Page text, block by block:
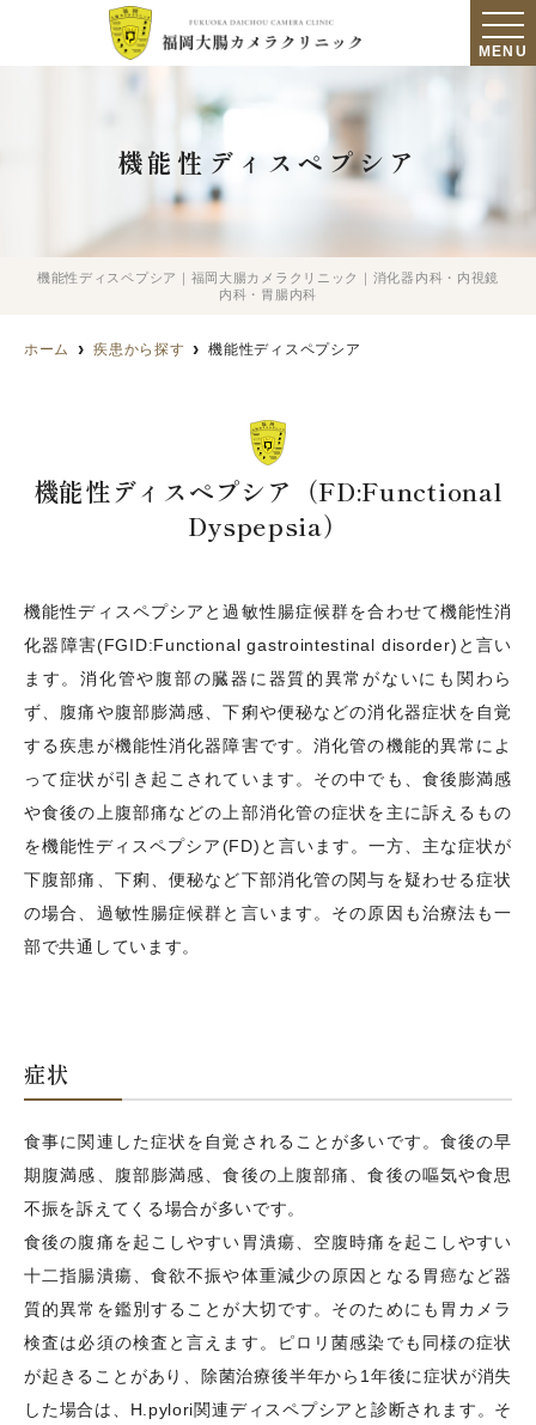
MENU
機能性ディスペプシア
機能性ディスペプシア｜福岡大腸カメラクリニック｜消化器内科・内視鏡
内科・胃腸内科
ホーム 疾患から探す 機能性ディスペプシア
機能性ディスペプシア（FD:Functional
Dyspepsia）
機能性ディスペプシアと過敏性腸症候群を合わせて機能性消
化器障害(FGID:Functional gastrointestinal disorder)と言い
ます。消化管や腹部の臓器に器質的異常がないにも関わら
ず、腹痛や腹部膨満感、下痢や便秘などの消化器症状を自覚
する疾患が機能性消化器障害です。消化管の機能的異常によ
って症状が引き起こされています。その中でも、食後膨満感
や食後の上腹部痛などの上部消化管の症状を主に訴えるもの
を機能性ディスペプシア(FD)と言います。一方、主な症状が
下腹部痛、下痢、便秘など下部消化管の関与を疑わせる症状
の場合、過敏性腸症候群と言います。その原因も治療法も一
部で共通しています。
症状
食事に関連した症状を自覚されることが多いです。食後の早
期腹満感、腹部膨満感、食後の上腹部痛、食後の嘔気や食思
不振を訴えてくる場合が多いです。
食後の腹痛を起こしやすい胃潰瘍、空腹時痛を起こしやすい
十二指腸潰瘍、食欲不振や体重減少の原因となる胃癌など器
質的異常を鑑別することが大切です。そのためにも胃カメラ
検査は必須の検査と言えます。ピロリ菌感染でも同様の症状
が起きることがあり、除菌治療後半年から1年後に症状が消失
した場合は、H.pylori関連ディスペプシアと診断されます。そ